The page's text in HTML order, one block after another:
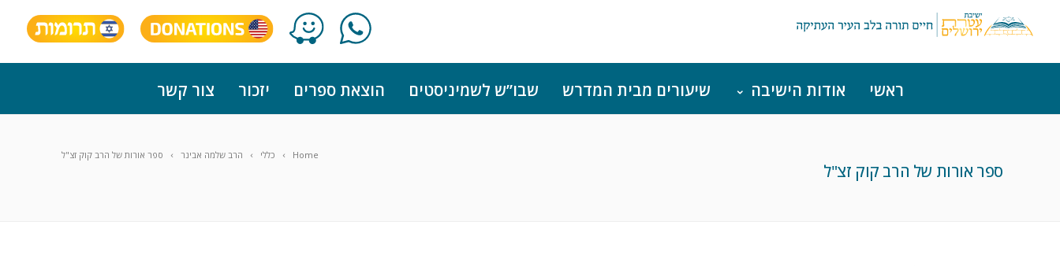
ראשי אודות הישיבה שיעורים מבית המדרש שבו”ש לשמיניסטים הוצאת ספרים יזכור צור קשר
Home כללי הרב שלמה אבינר ספר אורות של הרב קוק זצ"ל
ספר אורות של הרב קוק זצ"ל